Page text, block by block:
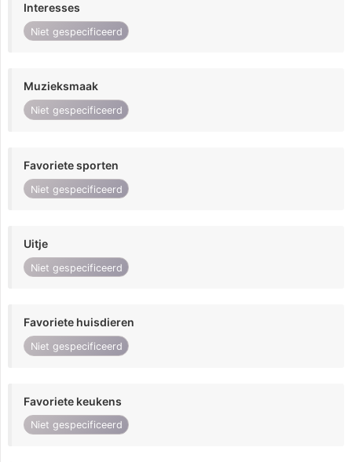
Interesses
Niet gespecificeerd
Muzieksmaak
Niet gespecificeerd
Favoriete sporten
Niet gespecificeerd
Uitje
Niet gespecificeerd
Favoriete huisdieren
Niet gespecificeerd
Favoriete keukens
Niet gespecificeerd